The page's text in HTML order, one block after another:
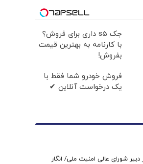
جک s5 داری برای فروش؟
با کارنامه به بهترین قیمت
بفروش!
فروش خودرو شما فقط با
یک درخواست آنلاین ✔
دبیر شورای عالی امنیت ملی/ انگار